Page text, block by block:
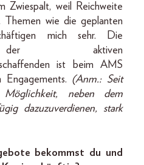
Zwiespalt, weil Reichweite
Themen wie die geplanten
mich sehr. Die
aktiven
ist beim AMS
Engagements. (Anm.: Seit
neben dem
dazuzuverdienen, stark
bekommst du und